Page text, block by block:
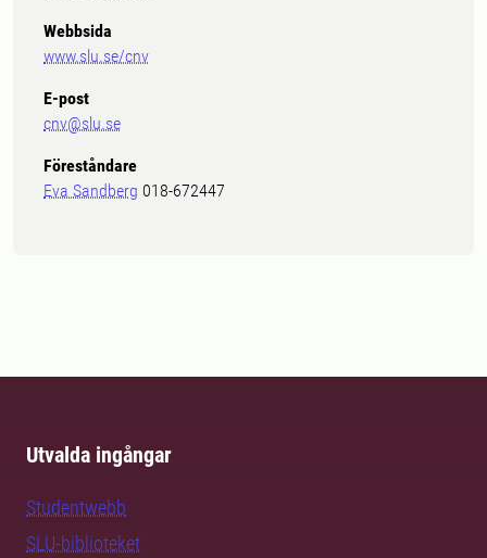
Webbsida
www.slu.se/cnv
E-post
cnv@slu.se
Föreståndare
Eva Sandberg 018-672447
Utvalda ingångar
Studentwebb
SLU-biblioteket